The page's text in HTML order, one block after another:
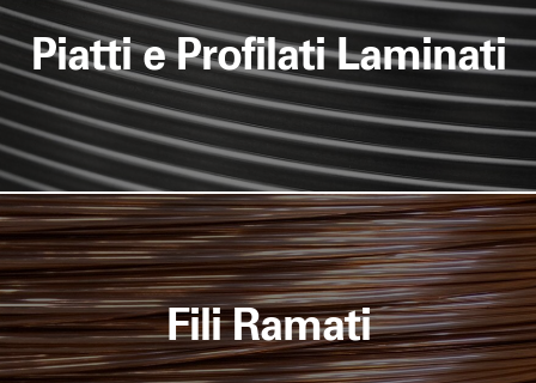
Piatti e Profilati Laminati
Fili Ramati